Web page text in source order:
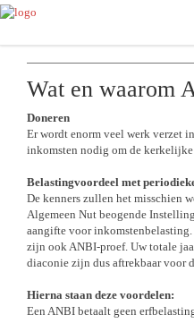
Wat en waarom
Doneren
Er wordt enorm veel werk verzet
inkomsten nodig om de
Belastingvoordeel met
De kenners zullen het misschien
Algemeen Nut beogende
aangifte voor
zijn ook ANBI-proef. Uw totale
diaconie zijn dus aftrekbaar voor
Hierna staan deze voordelen:
Een ANBI betaalt geen